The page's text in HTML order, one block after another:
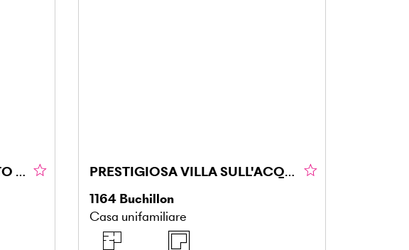
SPAZIOSO, NUOVO E ADATTO ALLE FAMIGLIE
PRESTIGIOSA VILLA SULL'ACQUA CON PONTILE PRIVATO
1164 Buchillon
Casa unifamiliare